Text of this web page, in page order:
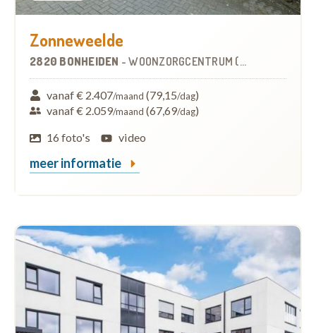
Zonneweelde
2820 BONHEIDEN -WOONZORGCENTRUM (WZC)
vanaf € 2.407/maand (79,15/dag)
vanaf € 2.059/maand (67,69/dag)
16 foto's
video
meer informatie